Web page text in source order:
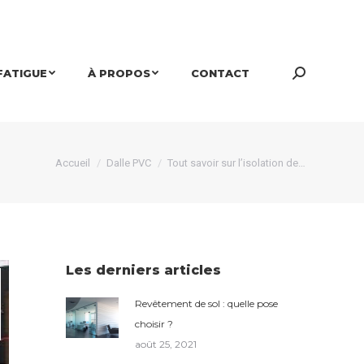
À PROPOS CONTACT Search:
Vous êtes ici :
Accueil Dalle PVC Tout savoir sur l’isolation de…
Les derniers articles
Revêtement de sol : quelle pose
choisir ?
août 25, 2021